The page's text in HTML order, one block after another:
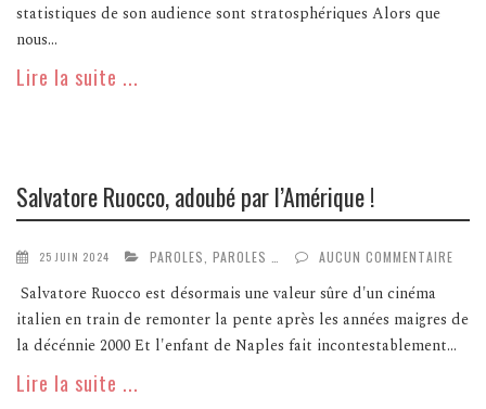
statistiques de son audience sont stratosphériques Alors que
nous...
Lire la suite ...
Salvatore Ruocco, adoubé par l’Amérique !
25 JUIN 2024 PAROLES, PAROLES … AUCUN COMMENTAIRE
Salvatore Ruocco est désormais une valeur sûre d'un cinéma
italien en train de remonter la pente après les années maigres de
la décénnie 2000 Et l'enfant de Naples fait incontestablement...
Lire la suite ...